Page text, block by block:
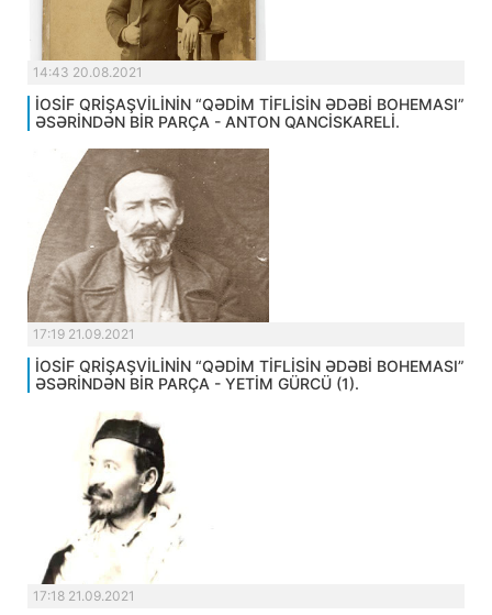
14:43 20.08.2021
İOSİF QRİŞAŞVİLİNİN “QƏDİM TİFLİSİN ƏDƏBİ BOHEMASI”
ƏSƏRİNDƏN BİR PARÇA - ANTON QANCİSKARELİ.
17:19 21.09.2021
İOSİF QRİŞAŞVİLİNİN “QƏDİM TİFLİSİN ƏDƏBİ BOHEMASI”
ƏSƏRİNDƏN BİR PARÇA - YETİM GÜRCÜ (1).
17:18 21.09.2021